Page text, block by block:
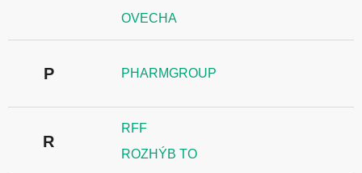
OVECHA
P PHARMGROUP
R
RFF
ROZHÝB TO